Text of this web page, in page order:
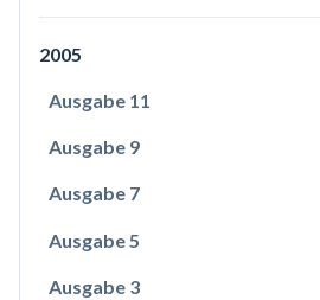
2005
Ausgabe 11
Ausgabe 9
Ausgabe 7
Ausgabe 5
Ausgabe 3